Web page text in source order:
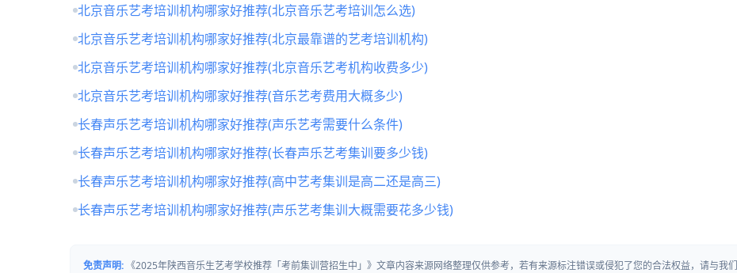
北京音乐艺考培训机构哪家好推荐(北京音乐艺考培训怎么选)
北京音乐艺考培训机构哪家好推荐(北京最靠谱的艺考培训机构)
北京音乐艺考培训机构哪家好推荐(北京音乐艺考机构收费多少)
北京音乐艺考培训机构哪家好推荐(音乐艺考费用大概多少)
长春声乐艺考培训机构哪家好推荐(声乐艺考需要什么条件)
长春声乐艺考培训机构哪家好推荐(长春声乐艺考集训要多少钱)
长春声乐艺考培训机构哪家好推荐(高中艺考集训是高二还是高三)
长春声乐艺考培训机构哪家好推荐(声乐艺考集训大概需要花多少钱)
免责声明: 《2025年陕西音乐生艺考学校推荐「考前集训营招生中」》文章内容来源网络整理仅供参考，若有来源标注错误或侵犯了您的合法权益，请与我们